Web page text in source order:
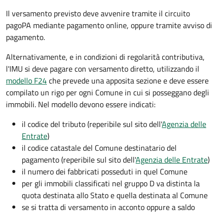
Il versamento previsto deve avvenire tramite il circuito
pagoPA mediante pagamento online, oppure tramite avviso di
pagamento.
Alternativamente, e in condizioni di regolarità contributiva,
l'IMU si deve pagarecon versamento diretto, utilizzando il
modello F24che prevede una apposita sezione e deve essere
compilato un rigo per ogni Comune in cui si posseggano degli
immobili. Nel modello devono essere indicati:
il codice del tributo(reperibile sul sito dell'Agenzia delle
Entrate)
il codice catastale del Comunedestinatario del
pagamento (reperibile sul sito dell'Agenzia delle Entrate)
il numero dei fabbricati posseduti in quel Comune
per gli immobili classificati nel gruppo D va distinta la
quota destinata allo Stato e quella destinata al Comune
se si tratta di versamento in acconto oppure a saldo